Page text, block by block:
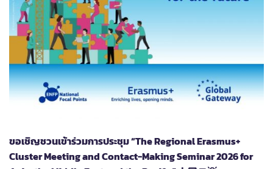
ขอเชิญชวนเข้าร่วมการประชุม “The Regional Erasmus+
Cluster Meeting and Contact-Making Seminar 2026 for